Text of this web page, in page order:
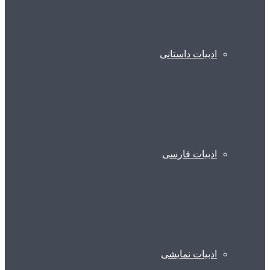
ادبیات داستانی
ادبیات فارسی
ادبیات نمایشی